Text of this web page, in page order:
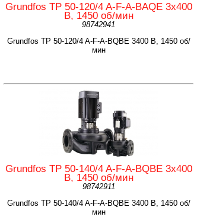
Grundfos TP 50-120/4 A-F-A-BAQE 3x400
B, 1450 об/мин
98742941
Grundfos TP 50-120/4 A-F-A-BQBE 3400 B, 1450 об/
мин
Grundfos TP 50-140/4 A-F-A-BQBE 3x400
B, 1450 об/мин
98742911
Grundfos TP 50-140/4 A-F-A-BQBE 3400 B, 1450 об/
мин